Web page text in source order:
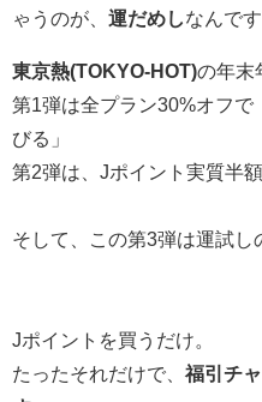
ゃうのが、 運だめしなんです
東京熱(TOKYO-HOT)の年末
第1弾は全プラン30%オフで
びる」
第2弾は、Jポイント実質半
そして、この第3弾は運試し
Jポイントを買うだけ。
たったそれだけで、 福引チ